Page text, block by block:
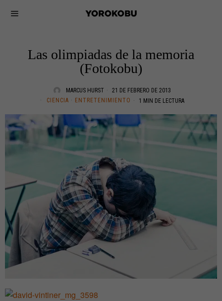
Las olimpiadas de la memoria
(Fotokobu)
MARCUS HURST
21 DE FEBRERO DE 2013
CIENCIA · ENTRETENIMIENTO 1 MIN DE LECTURA